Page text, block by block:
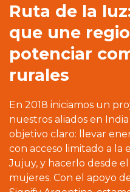
Ruta de la
que une
potenciar
rurales
En 2018 iniciamos un
nuestros aliados en
objetivo claro: llevar
con acceso limitado a la
Jujuy, y hacerlo desde
mujeres. Con el apoyo